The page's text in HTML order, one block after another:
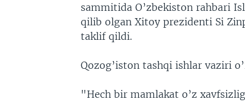
sammitida O’zbekiston rahbari
qilib olgan Xitoy prezidenti Si
taklif qildi.
Qozog’iston tashqi ishlar vaziri
"Hech bir mamlakat o’z